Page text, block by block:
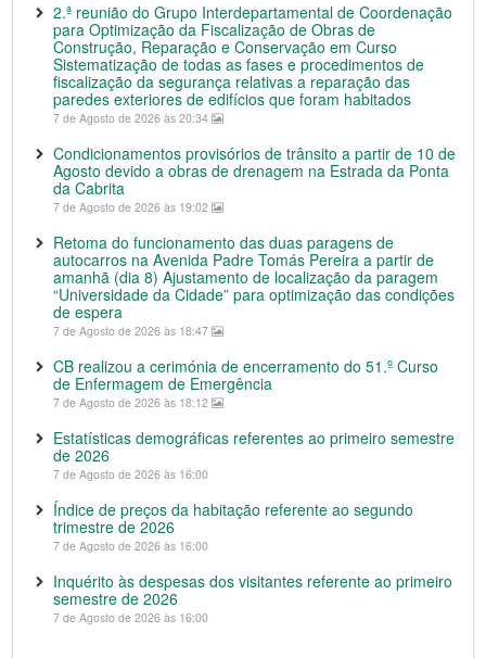
2.ª reunião do Grupo Interdepartamental de Coordenação
para Optimização da Fiscalização de Obras de
Construção, Reparação e Conservação em Curso
Sistematização de todas as fases e procedimentos de
fiscalização da segurança relativas a reparação das
paredes exteriores de edifícios que foram habitados
7 de Agosto de 2026 às 20:34
Condicionamentos provisórios de trânsito a partir de 10 de
Agosto devido a obras de drenagem na Estrada da Ponta
da Cabrita
7 de Agosto de 2026 às 19:02
Retoma do funcionamento das duas paragens de
autocarros na Avenida Padre Tomás Pereira a partir de
amanhã (dia 8) Ajustamento de localização da paragem
“Universidade da Cidade” para optimização das condições
de espera
7 de Agosto de 2026 às 18:47
CB realizou a cerimónia de encerramento do 51.º Curso
de Enfermagem de Emergência
7 de Agosto de 2026 às 18:12
Estatísticas demográficas referentes ao primeiro semestre
de 2026
7 de Agosto de 2026 às 16:00
Índice de preços da habitação referente ao segundo
trimestre de 2026
7 de Agosto de 2026 às 16:00
Inquérito às despesas dos visitantes referente ao primeiro
semestre de 2026
7 de Agosto de 2026 às 16:00